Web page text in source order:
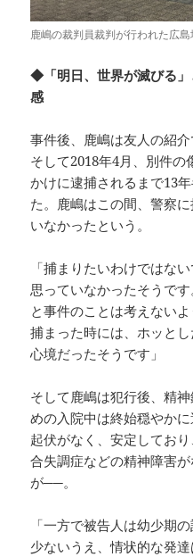
鹿嶋の裁判員裁判が行われた広
◆「明日、世界が滅びる
感
事件後、鹿嶋は友人の紹
そして2018年4月、別件の
かけに逮捕されるまで13
た。鹿嶋はこの間、警察
いなかったという。
「捕まりたいわけではな
思っていなかったそうで
と事件のことは考えない
捕まった時には、ホッと
心境だったそうです」
そして鹿嶋は犯行後、精
めの入院中は終始穏やか
起伏がなく、安定してお
合失調症などの精神障害
が──。
「一方で被告人は幼少期
少ないうえ、情状的な発